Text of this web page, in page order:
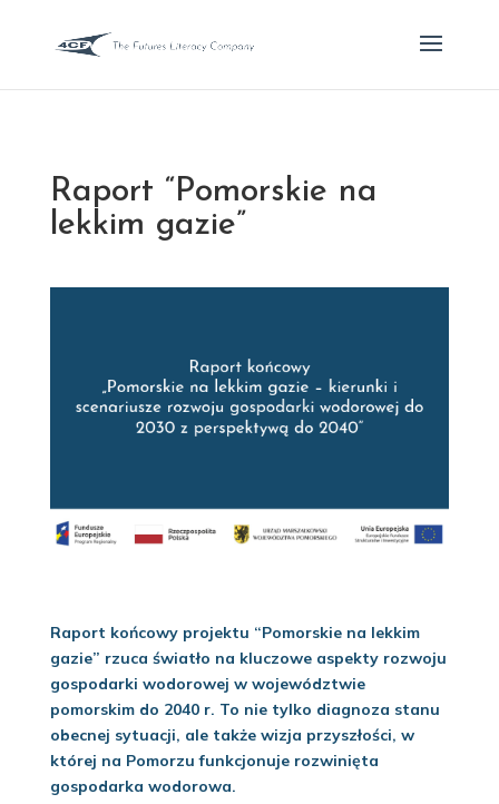
Raport “Pomorskie na
lekkim gazie”
Raport końcowy projektu “Pomorskie na lekkim
gazie” rzuca światło na kluczowe aspekty rozwoju
gospodarki wodorowej w województwie
pomorskim do 2040 r. To nie tylko diagnoza stanu
obecnej sytuacji, ale także wizja przyszłości, w
której na Pomorzu funkcjonuje rozwinięta
gospodarka wodorowa.